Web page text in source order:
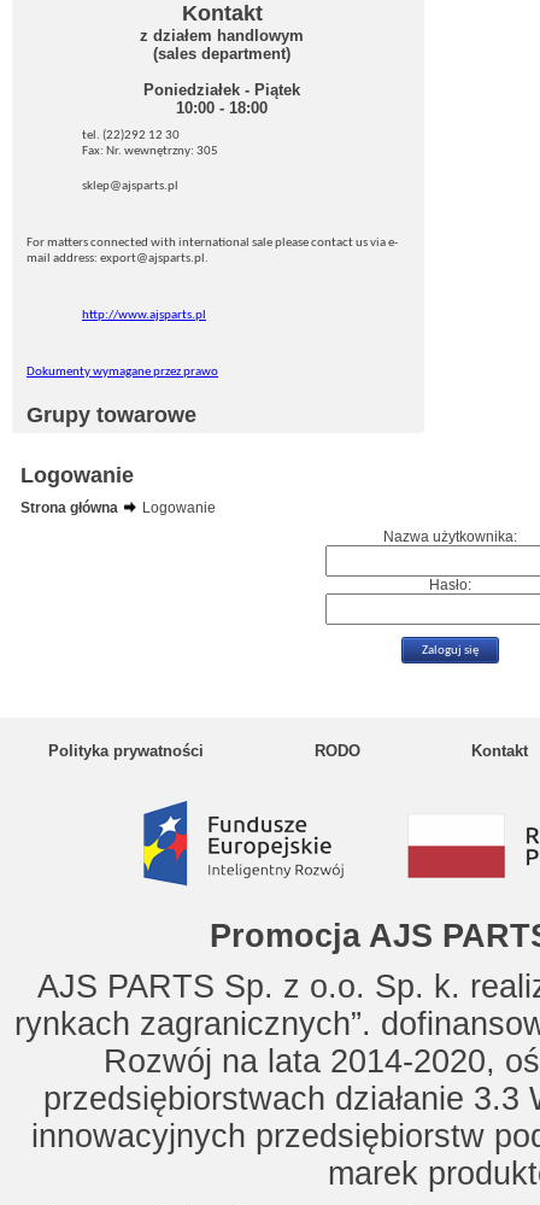
Kontakt
z działem handlowym
(sales department)
Poniedziałek - Piątek
10:00 - 18:00
tel. (22)292 12 30
Fax: Nr. wewnętrzny: 305
sklep@ajsparts.pl
For matters connected with international sale please contact us via e-
mail address: export@ajsparts.pl.
http://www.ajsparts.pl
Dokumenty wymagane przez prawo
Grupy towarowe
Logowanie
Strona główna
Logowanie
Nazwa użytkownika:
Hasło:
Polityka prywatności RODO Kontakt
Promocja AJS
AJS PARTS Sp. z o.o. Sp. k.
rynkach zagranicznych”.
Rozwój na lata 2014-2020,
przedsiębiorstwach działanie
innowacyjnych przedsiębiorstw
marek